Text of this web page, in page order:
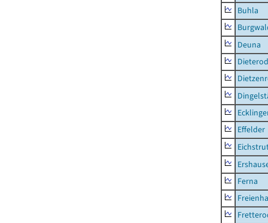
Buhla
Deuna
Effelder
Ferna